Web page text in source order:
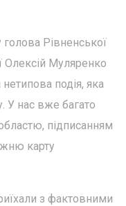
Рівненської
Олексій Муляренко
подія, яка
У нас вже багато
підписанням
карту
з фактовними